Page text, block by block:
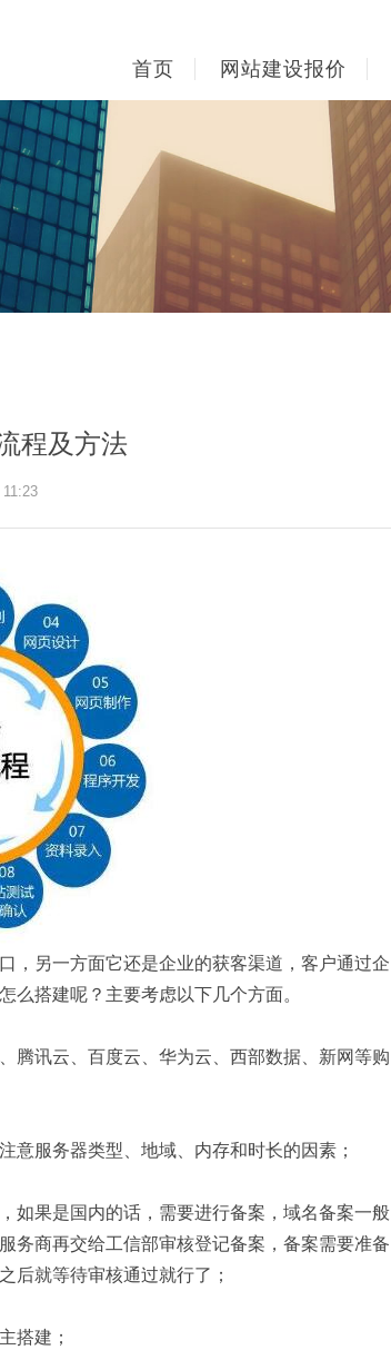
首页 网站建设报价
程及方法
，另一方面它还是企业的获客渠道，客户通过企
么搭建呢？主要考虑以下几个方面。
腾讯云、百度云、华为云、西部数据、新网等购
意服务器类型、地域、内存和时长的因素；
如果是国内的话，需要进行备案，域名备案一般
务商再交给工信部审核登记备案，备案需要准备
后就等待审核通过就行了；
搭建；